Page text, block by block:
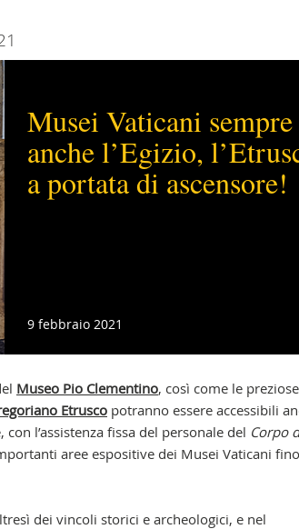
Musei Vaticani
anche l’Egizio,
a portata di ascensore!
9 febbraio 2021
Museo Pio Clementino, così come le preziose
Etruscopotranno essere accessibili
l’assistenza fissa del personale del Corpo
aree espositive dei Musei Vaticani
dei vincoli storici e archeologici, e nel